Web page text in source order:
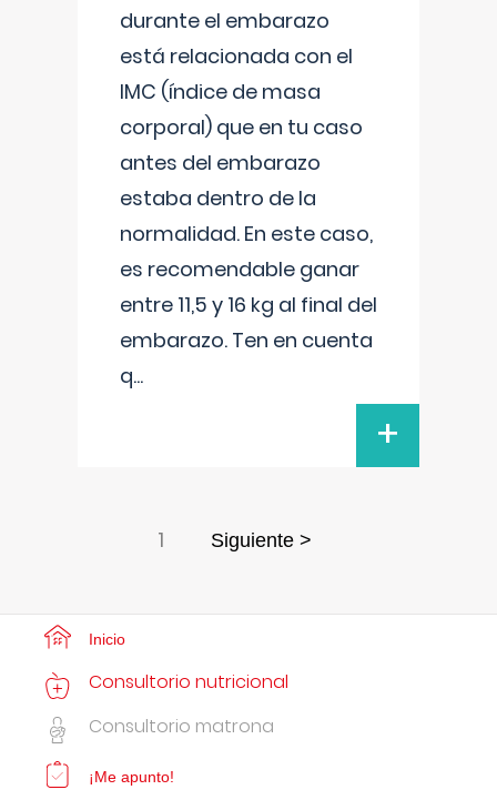
durante el embarazo
está relacionada con el
IMC (índice de masa
corporal) que en tu caso
antes del embarazo
estaba dentro de la
normalidad. En este caso,
es recomendable ganar
entre 11,5 y 16 kg al final del
embarazo. Ten en cuenta
q...
+
1 Siguiente >
Inicio
Consultorio nutricional
Consultorio matrona
¡Me apunto!